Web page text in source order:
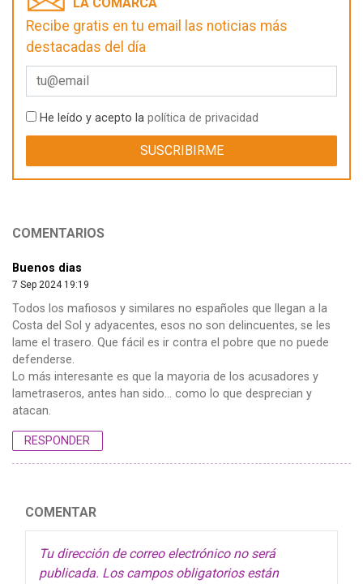
Recibe gratis en tu email las noticias más
destacadas del día
He leído y acepto la política de privacidad
COMENTARIOS
Buenos dias
7 Sep 2024 19:19
Todos los mafiosos y similares no españoles que llegan a la
Costa del Sol y adyacentes, esos no son delincuentes, se les
lame el trasero. Que fácil es ir contra el pobre que no puede
defenderse.
Lo más interesante es que la mayoria de los acusadores y
lametraseros, antes han sido… como lo que desprecian y
atacan.
RESPONDER
COMENTAR
Tu dirección de correo electrónico no será
publicada. Los campos obligatorios están